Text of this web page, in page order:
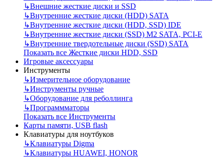
↳Внешние жесткие диски и SSD
↳Внутренние жесткие диски (HDD) SATA
↳Внутренние жесткие диски (HDD, SSD) IDE
↳Внутренние жесткие диски (SSD) M2 SATA, PCI-E
↳Внутренние твердотельные диски (SSD) SATA
Показать все Жесткие диски HDD, SSD
Игровые аксессуары
Инструменты
↳Измерительное оборудование
↳Инструменты ручные
↳Оборудование для реболлинга
↳Программматоры
Показать все Инструменты
Карты памяти, USB flash
Клавиатуры для ноутбуков
↳Клавиатуры Digma
↳Клавиатуры HUAWEI, HONOR